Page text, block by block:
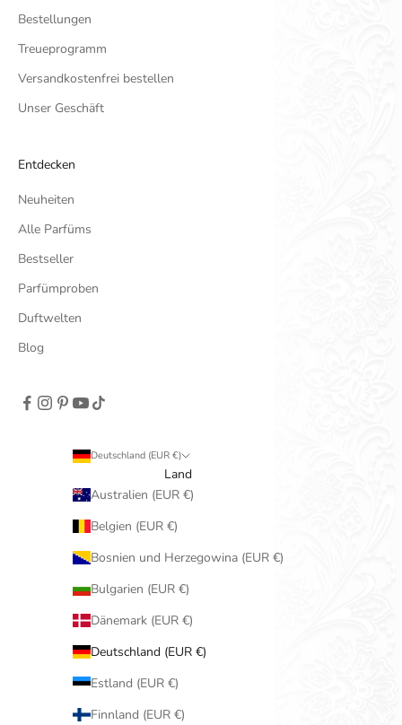
Bestellungen
Treueprogramm
Versandkostenfrei bestellen
Unser Geschäft
Entdecken
Neuheiten
Alle Parfüms
Bestseller
Parfümproben
Duftwelten
Blog
Deutschland (EUR €)
Land
Australien (EUR €)
Belgien (EUR €)
Bosnien und Herzegowina (EUR €)
Bulgarien (EUR €)
Dänemark (EUR €)
Deutschland (EUR €)
Estland (EUR €)
Finnland (EUR €)